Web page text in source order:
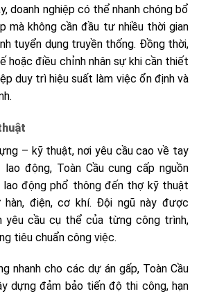
doanh nghiệp có thể nhanh chóng bổ
mà không cần đầu tư nhiều thời gian
tuyển dụng truyền thống. Đồng thời,
hoặc điều chỉnh nhân sự khi cần thiết
duy trì hiệu suất làm việc ổn định và
– kỹ thuật, nơi yêu cầu cao về tay
động, Toàn Cầu cung cấp nguồn
động phổ thông đến thợ kỹ thuật
hàn, điện, cơ khí. Đội ngũ này được
yêu cầu cụ thể của từng công trình,
tiêu chuẩn công việc.
nhanh cho các dự án gấp, Toàn Cầu
dựng đảm bảo tiến độ thi công, hạn